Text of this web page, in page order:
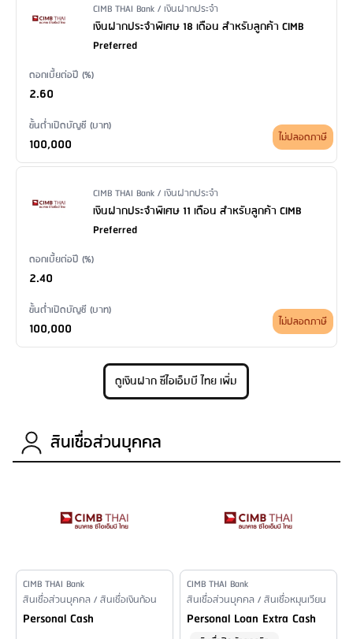
Issuer Name / Financial Product Type
CIMB THAI Bank / เงินฝากประจำ
เงินฝากประจำพิเศษ 18 เดือน สำหรับลูกค้า CIMB
Preferred
ดอกเบี้ยต่อปี (%)
2.60
ขั้นต่ำเปิดบัญชี (บาท)
100,000 ไม่ปลอดภาษี
Issuer Name / Financial Product Type
CIMB THAI Bank / เงินฝากประจำ
เงินฝากประจำพิเศษ 11 เดือน สำหรับลูกค้า CIMB
Preferred
ดอกเบี้ยต่อปี (%)
2.40
ขั้นต่ำเปิดบัญชี (บาท)
100,000 ไม่ปลอดภาษี
ดูเงินฝาก ซีไอเอ็มบี ไทย เพิ่ม
สินเชื่อส่วนบุคคล
Issuer Name
CIMB THAI Bank
Financial Product Type /
สินเชื่อส่วนบุคคล / สินเชื่อเงินก้อน
Personal Loan Name
Personal Cash
Issuer Name
CIMB THAI Bank
Financial Product Type /
สินเชื่อส่วนบุคคล / สินเชื่อหมุนเวียน
Personal Loan Name
Personal Loan Extra Cash